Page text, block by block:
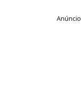
Anúncio